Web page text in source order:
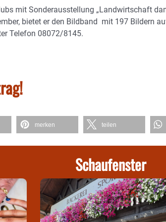
mit Sonderausstellung „Landwirtschaft
bietet er den Bildband mit 197 Bildern
Telefon 08072/8145.
merken teilen
Schaufenster